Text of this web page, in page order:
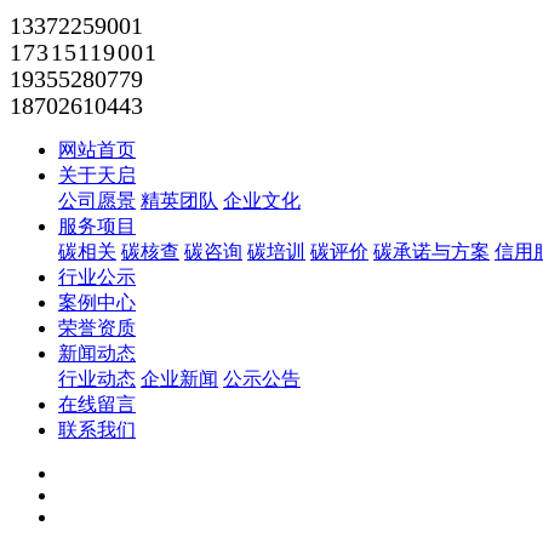
13372259001
17315119001
19355280779
18702610443
网站首页
关于天启
公司愿景 精英团队 企业文化
服务项目
碳相关 碳核查 碳咨询 碳培训 碳评价 碳承诺与方案 信用
行业公示
案例中心
荣誉资质
新闻动态
行业动态 企业新闻 公示公告
在线留言
联系我们